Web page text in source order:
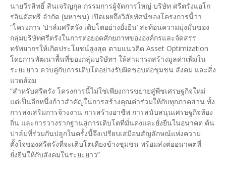
นายวีรสิทธิ์ สินเจริญกุล กรรมการผู้จัดการใหญ่ บริษัท ศรีตรังแอโก
รอินดัสทรี จำกัด (มหาชน) เปิดเผยถึงวิสัยทัศน์ของโครงการนี้ว่า
“โครงการ ‘ปาล์มศรีตรัง เติบโตอย่างยั่งยืน’ สะท้อนความมุ่งมั่นของ
กลุ่มบริษัทศรีตรังในการต่อยอดศักยภาพขององค์กรและจัดสรร
ทรัพยากรให้เกิดประโยชน์สูงสุด ตามแนวคิด Asset Optimization
โดยการพัฒนาพื้นที่ของกลุ่มบริษัทฯ ให้สามารถสร้างมูลค่าเพิ่มใน
ระยะยาว ควบคู่กับการเติบโตอย่างรับผิดชอบต่อชุมชน สังคม และสิ่ง
แวดล้อม
“สำหรับศรีตรัง โครงการนี้ไม่ใช่เพียงการขยายสู่พืชเศรษฐกิจใหม่
แต่เป็นอีกหนึ่งก้าวสำคัญในการสร้างคุณค่าร่วมให้กับทุกภาคส่วน ทั้ง
การส่งเสริมการจ้างงาน การสร้างอาชีพ การสนับสนุนเศรษฐกิจท้อง
ถิ่น และการวางรากฐานสู่การเติบโตที่มั่นคงและยั่งยืนในอนาคต ต้น
ปาล์มที่ร่วมกันปลูกในครั้งนี้จึงเปรียบเสมือนสัญลักษณ์แห่งความ
ตั้งใจของศรีตรังที่จะเติบโตเคียงข้างชุมชน พร้อมส่งต่ออนาคตที่
ยั่งยืนให้กับสังคมในระยะยาว”